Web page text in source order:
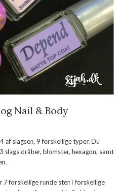
Nail & Body
af slagsen, 9 forskellige typer. Du
slags dråber, blomster, hexagon, samt
forskellige runde sten i forskellige